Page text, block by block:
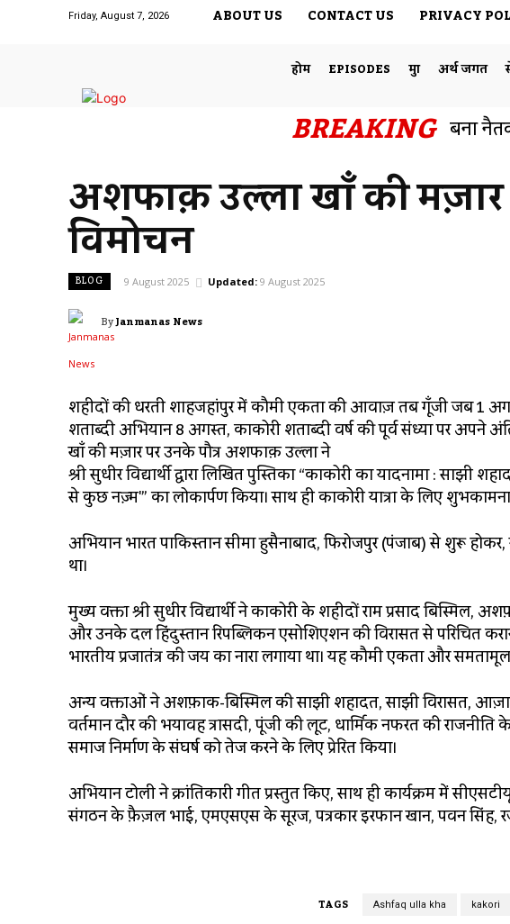
Friday, August 7, 2026 ABOUT US CONTACT US PRIVACY
होम EPISODES मुद्दा अर्थ जगत
BREAKING बिना
हुआ
अशफाक़ उल्ला खाँ की मज़ार
विमोचन
BLOG 9 August 2025 Updated: 9 August 2025
ByJanmanas News
शहीदों की धरती शाहजहांपुर में कौमी एकता की आवाज़ तब गूँजी जब 1
शताब्दी अभियान 8 अगस्त, काकोरी शताब्दी वर्ष की पूर्व संध्या पर
खाँ की मज़ार पर उनके पौत्र अशफाक़ उल्ला ने
श्री सुधीर विद्यार्थी द्वारा लिखित पुस्तिका “काकोरी का यादनामा : साझी
से कुछ नज़्म'” का लोकार्पण किया। साथ ही काकोरी यात्रा के लिए
अभियान भारत पाकिस्तान सीमा हुसैनाबाद, फिरोजपुर (पंजाब) से शुरू होकर,
था।
मुख्य वक्ता श्री सुधीर विद्यार्थी ने काकोरी के शहीदों राम प्रसाद
और उनके दल हिंदुस्तान रिपब्लिकन एसोशिएशन की विरासत से परिचित
भारतीय प्रजातंत्र की जय का नारा लगाया था। यह कौमी एकता और
अन्य वक्ताओं ने अशफ़ाक-बिस्मिल की साझी शहादत, साझी विरासत,
वर्तमान दौर की भयावह त्रासदी, पूंजी की लूट, धार्मिक नफरत की
समाज निर्माण के संघर्ष को तेज करने के लिए प्रेरित किया।
अभियान टोली ने क्रांतिकारी गीत प्रस्तुत किए, साथ ही कार्यक्रम में
संगठन के फ़ैज़ल भाई, एमएसएस के सूरज, पत्रकार इरफान खान, पवन सिंह,
TAGS Ashfaq ulla kha kakori